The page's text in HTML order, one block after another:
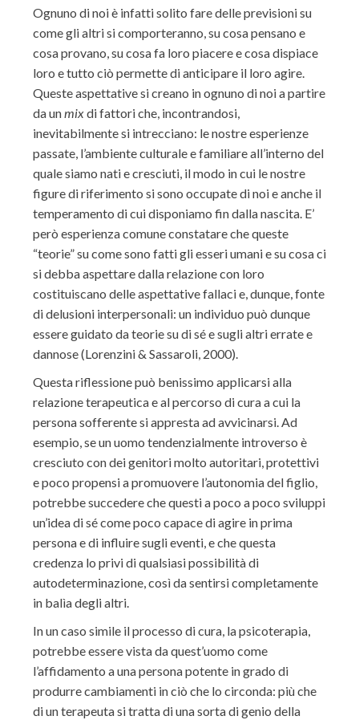
Ognuno di noi è infatti solito fare delle previsioni su
come gli altri si comporteranno, su cosa pensano e
cosa provano, su cosa fa loro piacere e cosa dispiace
loro e tutto ciò permette di anticipare il loro agire.
Queste aspettative si creano in ognuno di noi a partire
da unmixdi fattori che, incontrandosi,
inevitabilmente si intrecciano: le nostre esperienze
passate, l’ambiente culturale e familiare all’interno del
quale siamo nati e cresciuti, il modo in cui le nostre
figure di riferimento si sono occupate di noi e anche il
temperamento di cui disponiamo fin dalla nascita. E’
però esperienza comune constatare che queste
“teorie” su come sono fatti gli esseri umani e su cosa ci
si debba aspettare dalla relazione con loro
costituiscano delle aspettative fallaci e, dunque, fonte
di delusioni interpersonali: un individuo può dunque
essere guidato da teorie su di sé e sugli altri errate e
dannose (Lorenzini & Sassaroli, 2000).
Questa riflessione può benissimo applicarsi alla
relazione terapeutica e al percorso di cura a cui la
persona sofferente si appresta ad avvicinarsi. Ad
esempio, se un uomo tendenzialmente introverso è
cresciuto con dei genitori molto autoritari, protettivi
e poco propensi a promuovere l’autonomia del figlio,
potrebbe succedere che questi a poco a poco sviluppi
un’idea di sé come poco capace di agire in prima
persona e di influire sugli eventi, e che questa
credenza lo privi di qualsiasi possibilità di
autodeterminazione, così da sentirsi completamente
in balìa degli altri.
In un caso simile il processo di cura, la psicoterapia,
potrebbe essere vista da quest’uomo come
l’affidamento a una persona potente in grado di
produrre cambiamenti in ciò che lo circonda: più che
di un terapeuta si tratta di una sorta di genio della